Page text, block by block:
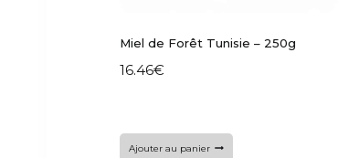
Miel de Forêt Tunisie – 250g
16.46€
Ajouter au panier